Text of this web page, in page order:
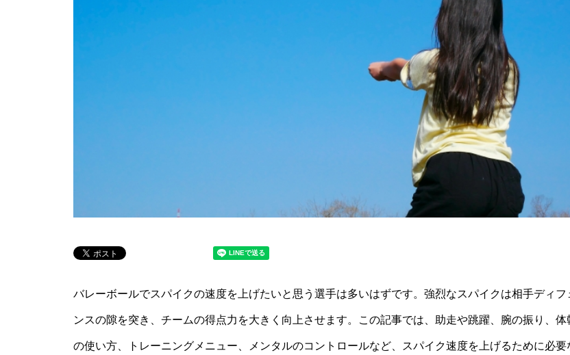
バレーボールでスパイクの速度を上げたいと思う選手は多いはずです。強烈なスパイクは相手ディフ
ンスの隙を突き、チームの得点力を大きく向上させます。この記事では、助走や跳躍、腕の振り、体
の使い方、トレーニングメニュー、メンタルのコントロールなど、スパイク速度を上げるために必要